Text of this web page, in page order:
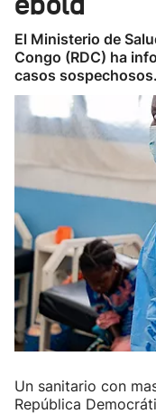
El Ministerio de
Congo (RDC) ha
casos sospechosos.
Un sanitario con
República